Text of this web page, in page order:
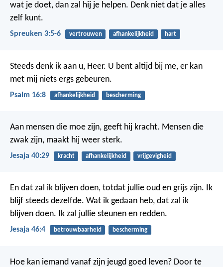
wat je doet, dan zal hij je helpen. Denk niet dat je alles
zelf kunt.
Spreuken 3:5-6 vertrouwen afhankelijkheid hart
Steeds denk ik aan u, Heer. U bent altijd bij me, er kan
met mij niets ergs gebeuren.
Psalm 16:8 afhankelijkheid bescherming
Aan mensen die moe zijn, geeft hij kracht. Mensen die
zwak zijn, maakt hij weer sterk.
Jesaja 40:29 kracht afhankelijkheid vrijgevigheid
En dat zal ik blijven doen, totdat jullie oud en grijs zijn. Ik
blijf steeds dezelfde. Wat ik gedaan heb, dat zal ik
blijven doen. Ik zal jullie steunen en redden.
Jesaja 46:4 betrouwbaarheid bescherming
Hoe kan iemand vanaf zijn jeugd goed leven? Door te